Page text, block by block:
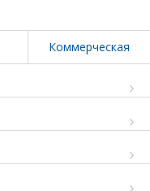
Коммерческая